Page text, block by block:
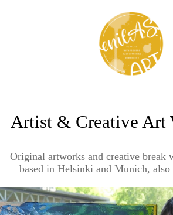
Artist & Creative Art
Original artworks and creative break
based in Helsinki and Munich,